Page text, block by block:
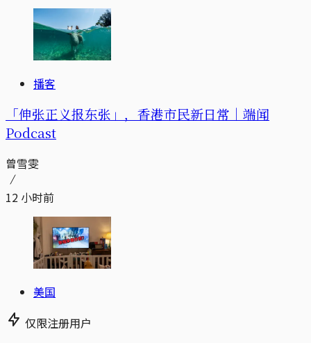
播客
「伸张正义报东张」，香港市民新日常｜端闻
Podcast
曾雪雯
12 小时前
美国
仅限注册用户